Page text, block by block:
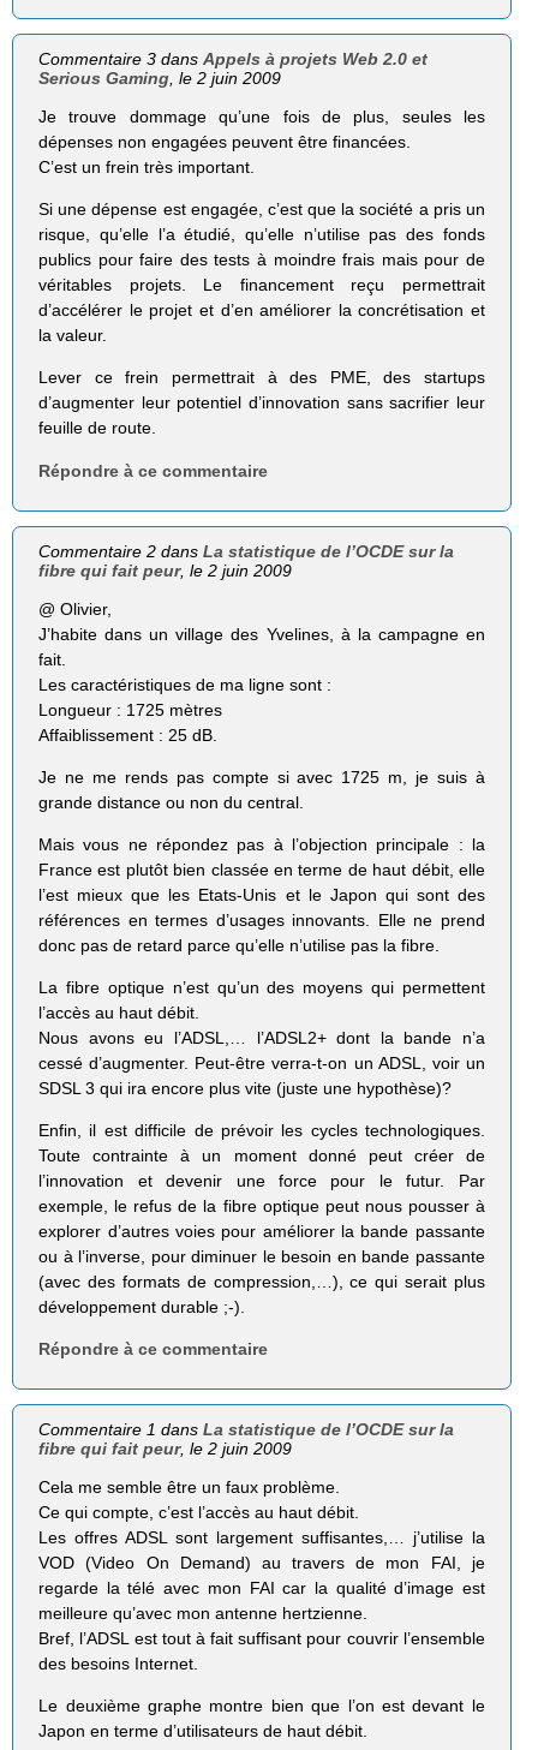
Commentaire 3 dansAppels à projets Web 2.0 et
Serious Gaming, le 2 juin 2009
Je trouve dommage qu’une fois de plus, seules les
dépenses non engagées peuvent être financées.
C’est un frein très important.
Si une dépense est engagée, c’est que la société a pris un
risque, qu’elle l’a étudié, qu’elle n’utilise pas des fonds
publics pour faire des tests à moindre frais mais pour de
véritables projets. Le financement reçu permettrait
d’accélérer le projet et d’en améliorer la concrétisation et
la valeur.
Lever ce frein permettrait à des PME, des startups
d’augmenter leur potentiel d’innovation sans sacrifier leur
feuille de route.
Répondre à ce commentaire
Commentaire 2 dansLa statistique de l’OCDE sur la
fibre qui fait peur, le 2 juin 2009
@ Olivier,
J’habite dans un village des Yvelines, à la campagne en
fait.
Les caractéristiques de ma ligne sont :
Longueur : 1725 mètres
Affaiblissement : 25 dB.
Je ne me rends pas compte si avec 1725 m, je suis à
grande distance ou non du central.
Mais vous ne répondez pas à l’objection principale : la
France est plutôt bien classée en terme de haut débit, elle
l’est mieux que les Etats-Unis et le Japon qui sont des
références en termes d’usages innovants. Elle ne prend
donc pas de retard parce qu’elle n’utilise pas la fibre.
La fibre optique n’est qu’un des moyens qui permettent
l’accès au haut débit.
Nous avons eu l’ADSL,… l’ADSL2+ dont la bande n’a
cessé d’augmenter. Peut-être verra-t-on un ADSL, voir un
SDSL 3 qui ira encore plus vite (juste une hypothèse)?
Enfin, il est difficile de prévoir les cycles technologiques.
Toute contrainte à un moment donné peut créer de
l’innovation et devenir une force pour le futur. Par
exemple, le refus de la fibre optique peut nous pousser à
explorer d’autres voies pour améliorer la bande passante
ou à l’inverse, pour diminuer le besoin en bande passante
(avec des formats de compression,…), ce qui serait plus
développement durable ;-).
Répondre à ce commentaire
Commentaire 1 dansLa statistique de l’OCDE sur la
fibre qui fait peur, le 2 juin 2009
Cela me semble être un faux problème.
Ce qui compte, c’est l’accès au haut débit.
Les offres ADSL sont largement suffisantes,… j’utilise la
VOD (Video On Demand) au travers de mon FAI, je
regarde la télé avec mon FAI car la qualité d’image est
meilleure qu’avec mon antenne hertzienne.
Bref, l’ADSL est tout à fait suffisant pour couvrir l’ensemble
des besoins Internet.
Le deuxième graphe montre bien que l’on est devant le
Japon en terme d’utilisateurs de haut débit.